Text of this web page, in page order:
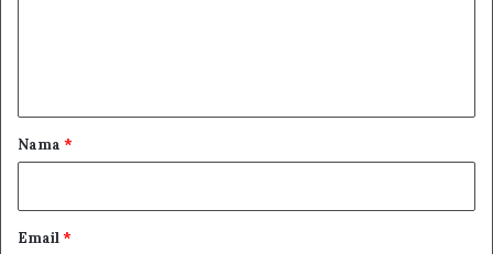
r
Nama *
Email*